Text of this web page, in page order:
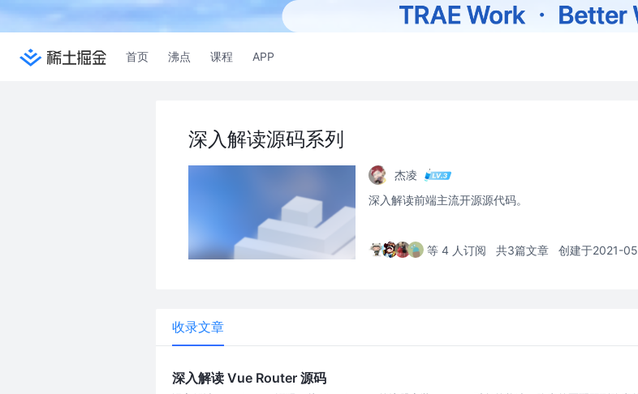
首页 沸点 课程 APP
深入解读源码系列
杰凌
深入解读前端主流开源源代码。
等 4 人订阅 共3篇文章 创建于2021-
收录文章
深入解读 Vue Router 源码